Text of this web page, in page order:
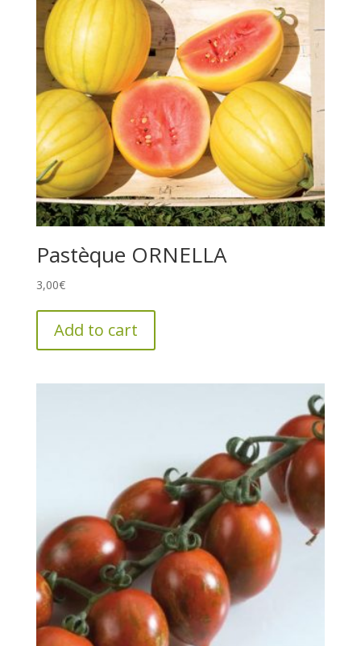
Pastèque ORNELLA
3,00€
Add to cart